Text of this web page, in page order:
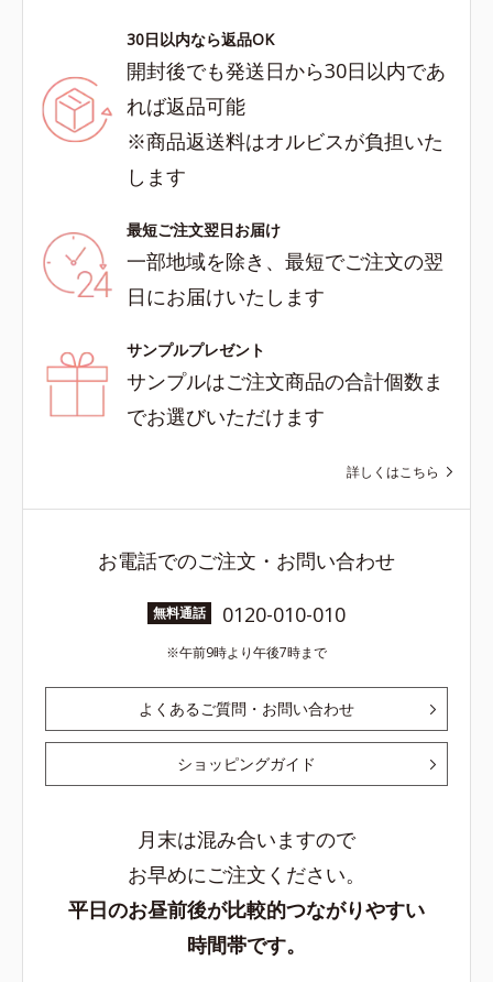
30日以内なら返品OK
開封後でも発送日から30日以内であ
れば返品可能
※商品返送料はオルビスが負担いた
します
最短ご注文翌日お届け
一部地域を除き、最短でご注文の翌
日にお届けいたします
サンプルプレゼント
サンプルはご注文商品の合計個数ま
でお選びいただけます
詳しくはこちら
お電話でのご注文・お問い合わせ
無料通話 0120-010-010
午前9時より午後7時まで
よくあるご質問・お問い合わせ
ショッピングガイド
月末は混み合いますので
お早めにご注文ください。
平日のお昼前後が比較的つながりやすい
時間帯です。